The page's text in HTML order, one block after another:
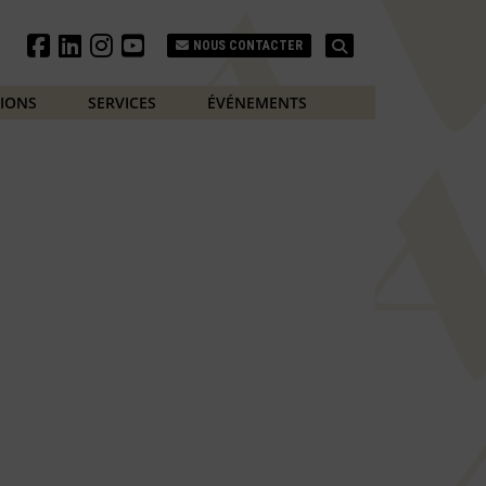
NOUS CONTACTER
SERVICES ÉVÉNEMENTS